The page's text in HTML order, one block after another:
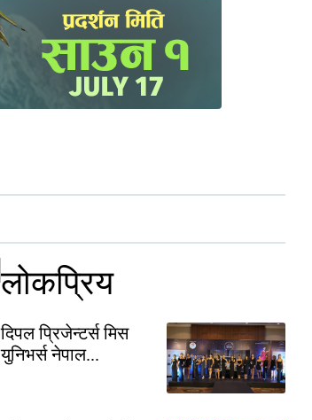
लोकप्रिय
दिपल प्रिजेन्टर्स मिस
युनिभर्स नेपाल...